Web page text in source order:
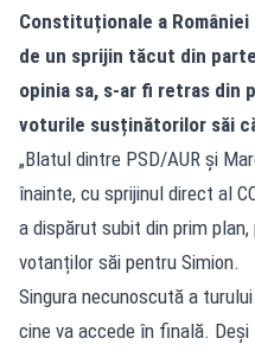
Constituționale a
de un sprijin tăcut din
opinia sa, s-ar fi retras din
voturile susținătorilor săi
„Blatul dintre PSD/AUR și
înainte, cu sprijinul direct al
a dispărut subit din prim
votanților săi pentru Simion.
Singura necunoscută a
cine va accede în finală.